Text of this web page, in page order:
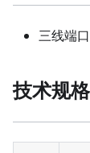
三线端
技术规格